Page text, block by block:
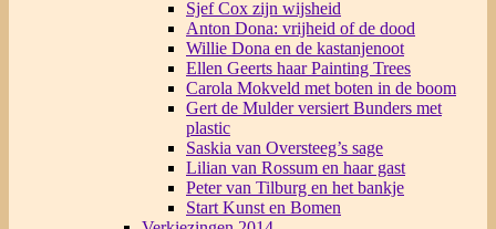
Sjef Cox zijn wijsheid
Anton Dona: vrijheid of de dood
Willie Dona en de kastanjenoot
Ellen Geerts haar Painting Trees
Carola Mokveld met boten in de boom
Gert de Mulder versiert Bunders met
plastic
Saskia van Oversteeg’s sage
Lilian van Rossum en haar gast
Peter van Tilburg en het bankje
Start Kunst en Bomen